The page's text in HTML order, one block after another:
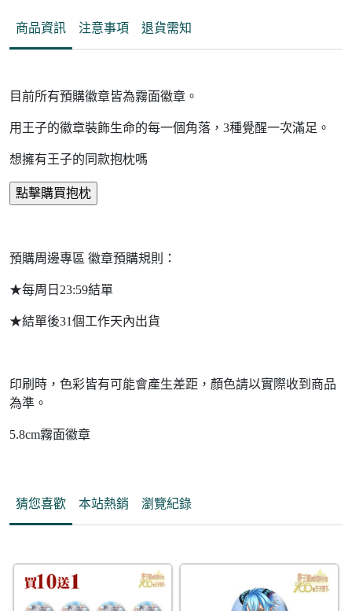
商品資訊 注意事項 退貨需知
目前所有預購徽章皆為霧面徽章。
用王子的徽章裝飾生命的每一個角落，3種覺醒一次滿足。
想擁有王子的同款抱枕嗎
預購周邊專區 徽章預購規則：
★每周日23:59結單
★結單後31個工作天內出貨
印刷時，色彩皆有可能會產生差距，顏色請以實際收到商品
為準。
5.8cm霧面徽章
猜您喜歡 本站熱銷 瀏覽紀錄